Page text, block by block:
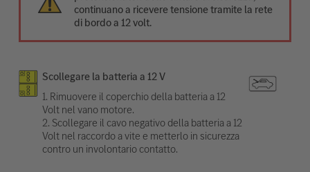
continuano a ricevere tensione tramite la rete
di bordo a 12 volt.
Scollegare la batteria a 12 V
1. Rimuovere il coperchio della batteria a 12
Volt nel vano motore.
2. Scollegare il cavo negativo della batteria a 12
Volt nel raccordo a vite e metterlo in sicurezza
contro un involontario contatto.